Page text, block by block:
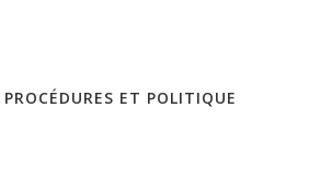
PROCÉDURES ET POLITIQUE